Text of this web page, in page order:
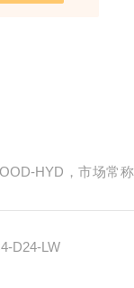
HYD，市场常
D24-LW